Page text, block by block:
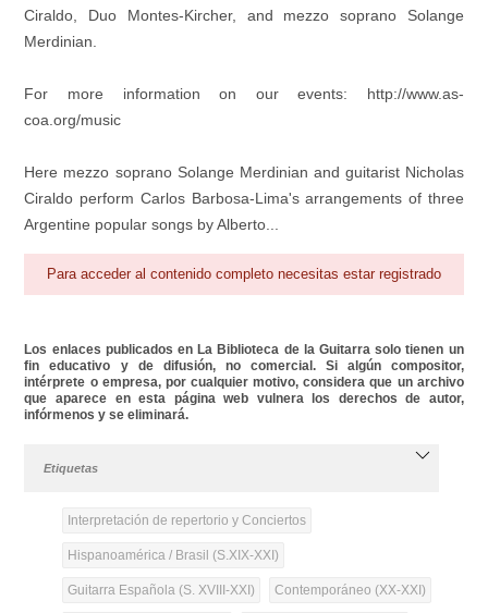
Ciraldo, Duo Montes-Kircher, and mezzo soprano Solange
Merdinian.
For more information on our events: http://www.as-
coa.org/music
Here mezzo soprano Solange Merdinian and guitarist Nicholas
Ciraldo perform Carlos Barbosa-Lima's arrangements of three
Argentine popular songs by Alberto...
Para acceder al contenido completo necesitas estar registrado
Los enlaces publicados en La Biblioteca de la Guitarra solo tienen un
fin educativo y de difusión, no comercial. Si algún compositor,
intérprete o empresa, por cualquier motivo, considera que un archivo
que aparece en esta página web vulnera los derechos de autor,
infórmenos y se eliminará.
Etiquetas
Interpretación de repertorio y Conciertos
Hispanoamérica / Brasil (S.XIX-XXI)
Guitarra Española (S. XVIII-XXI) Contemporáneo (XX-XXI)